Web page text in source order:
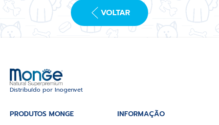
VOLTAR
Distribuído por Inogenvet
PRODUTOS MONGE
INFORMAÇÃO